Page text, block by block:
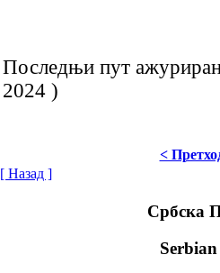
Последњи пут
2024 )
<
[ Назад ]
Србска